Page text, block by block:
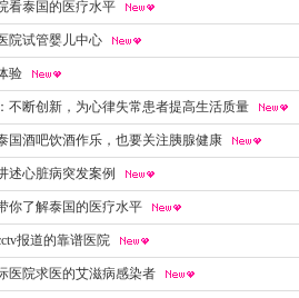
看泰国的医疗水平
院试管婴儿中心
验
不断创新，为心律失常患者提高生活质量
国酒吧饮酒作乐，也要关注胰腺健康
述心脏病突发案例
你了解泰国的医疗水平
报道的靠谱医院
医院求医的艾滋病感染者